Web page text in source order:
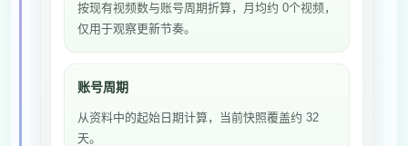
按现有视频数与账号周期折算，月均约 0个视频，
仅用于观察更新节奏。
账号周期
从资料中的起始日期计算，当前快照覆盖约 32
天。